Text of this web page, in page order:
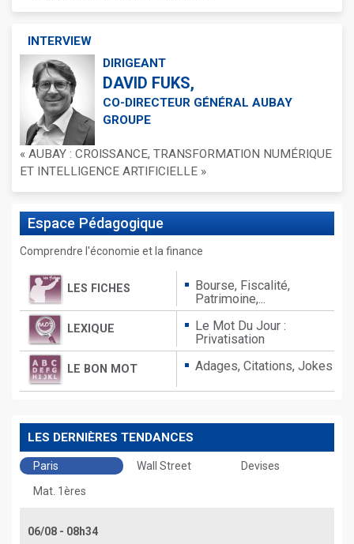
INTERVIEW
DIRIGEANT
DAVID FUKS,
CO-DIRECTEUR GÉNÉRAL AUBAY
GROUPE
« AUBAY : CROISSANCE, TRANSFORMATION NUMÉRIQUE
ET INTELLIGENCE ARTIFICIELLE »
Espace Pédagogique
Comprendre l'économie et la finance
LES FICHES
Bourse, Fiscalité,
Patrimoine,...
LEXIQUE
Le Mot Du Jour :
Privatisation
LE BON MOT Adages, Citations, Jokes
LES DERNIÈRES TENDANCES
Paris Wall Street
Devises
Mat. 1ères
06/08 - 08h34